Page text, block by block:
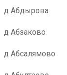
д Абдырова
д Абзаково
д Абсалямово